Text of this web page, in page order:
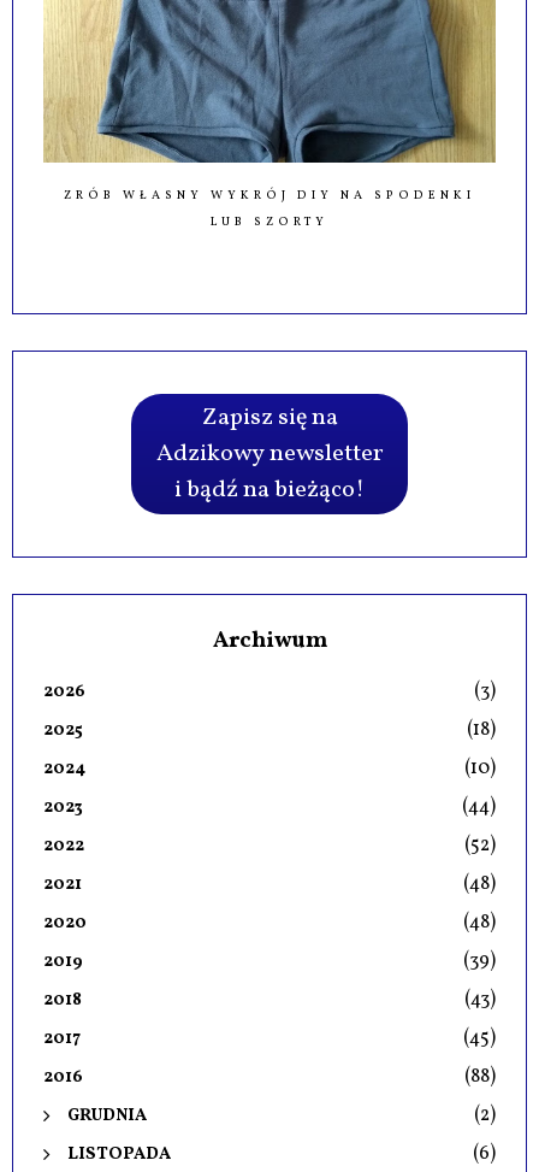
ZRÓB WŁASNY WYKRÓJ DIY NA SPODENKI
LUB SZORTY
Zapisz się na
Adzikowy newsletter
i bądź na bieżąco!
Archiwum
2026 (3)
2025 (18)
2024 (10)
2023 (44)
2022 (52)
2021 (48)
2020 (48)
2019 (39)
2018 (43)
2017 (45)
2016 (88)
GRUDNIA (2)
LISTOPADA (6)